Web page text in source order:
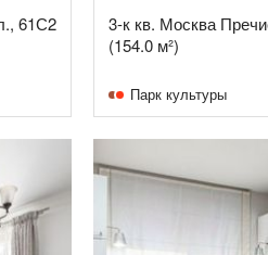
61С2
3-к кв. Москва
(154.0 м²)
Парк культуры